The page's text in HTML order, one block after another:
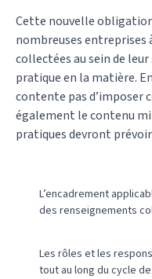
Cette nouvelle
nombreuses entreprises
collectées au sein de
pratique en la matière.
contente pas
également le contenu
pratiques devront
L’encadrement
des renseignements
Les rôles et les
tout au long du cycle